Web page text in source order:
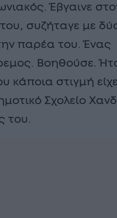
Έβγαινε
συζήταγε με
παρέα του. Ένας
Βοηθούσε.
στιγμή είχε
Σχολείο
του.